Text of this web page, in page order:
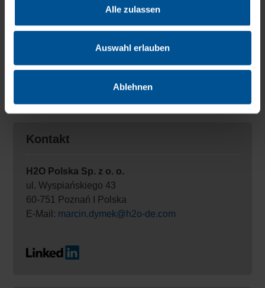
Alle zulassen
Auswahl erlauben
Ablehnen
VACUDEST będzie się cieszył dłuższą żywotnością.
Więcej informacji na temat systemu destylacji próżniowej
Kontakt
H2O Polska Sp. z o. o.
ul. Wyspiańskiego 43
60-751 Poznań I Polska
E-Mail: marcin.dymek@h2o-de.com